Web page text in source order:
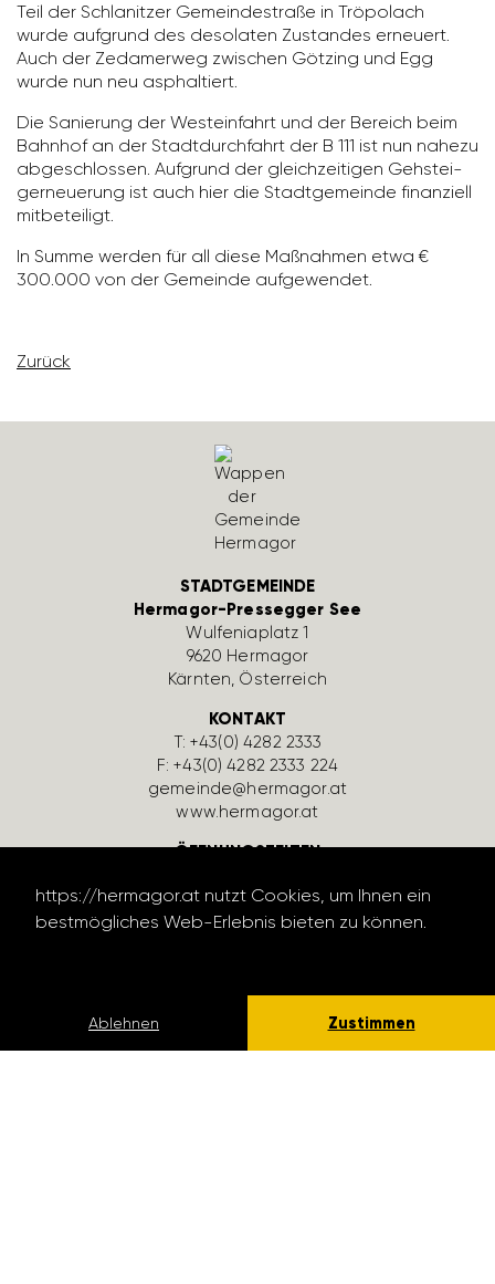
https://hermagor.at nutzt Cookies, um Ihnen ein
bestmögliches Web-Erlebnis bieten zu können.
Ablehnen Zustimmen
Teil der Schla­nitzer Gemein­de­straße in Tröpo­lach
wurde aufgrund des deso­laten Zustandes erneuert.
Auch der Zeda­merweg zwischen Götzing und Egg
wurde nun neu asphal­tiert.
Die Sanie­rung der West­ein­fahrt und der Bereich beim
Bahnhof an der Stadt­durch­fahrt der B 111 ist nun nahezu
abge­schlossen. Aufgrund der gleich­zei­tigen Gehstei­
ger­neue­rung ist auch hier die Stadt­ge­meinde finan­ziell
mitbe­tei­ligt.
In Summe werden für all diese Maßnahmen etwa €
300.000 von der Gemeinde aufge­wendet.
Zurück
STADTGEMEINDE
Hermagor-Pressegger See
Wulfe­nia­platz 1
9620 Hermagor
Kärnten, Öster­reich
KONTAKT
T:+43(0) 4282 2333
F: +43(0) 4282 2333 224
gemeinde@hermagor.at
www.hermagor.at
ÖFFNUNGSZEITEN
07:30 bis 16:00 Uhr
Freitag: